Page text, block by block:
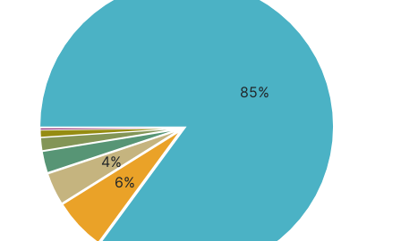
85%
6%
4%